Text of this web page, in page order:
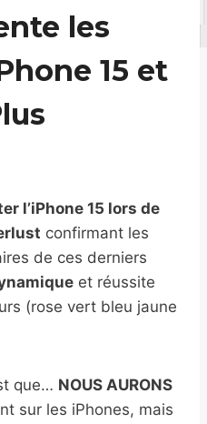
les
15 et
l’iPhone 15 lors de
confirmant les
de ces derniers
et réussite
(rose vert bleu jaune
que… NOUS AURONS
sur les iPhones, mais